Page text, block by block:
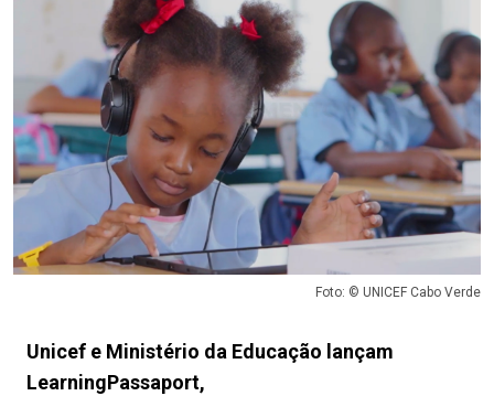
Foto: © UNICEF Cabo Verde
Unicef e Ministério da Educação lançam
LearningPassaport,